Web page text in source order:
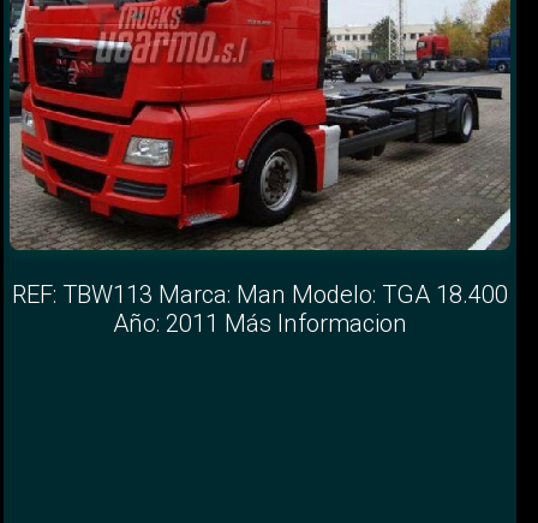
REF: TBW113 Marca: Man Modelo: TGA 18.400
Año: 2011 Más Informacion